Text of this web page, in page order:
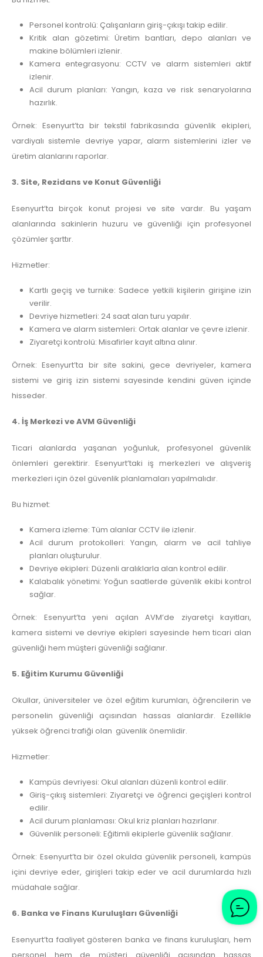
Personel kontrolü: Çalışanların giriş-çıkışı takip edilir.
Kritik alan gözetimi: Üretim bantları, depo alanları ve
makine bölümleri izlenir.
Kamera entegrasyonu: CCTV ve alarm sistemleri aktif
izlenir.
Acil durum planları: Yangın, kaza ve risk senaryolarına
hazırlık.
Örnek: Esenyurt’ta bir tekstil fabrikasında güvenlik ekipleri,
vardiyalı sistemle devriye yapar, alarm sistemlerini izler ve
üretim alanlarını raporlar.
3. Site, Rezidans ve Konut Güvenliği
Esenyurt’ta birçok konut projesi ve site vardır. Bu yaşam
alanlarında sakinlerin huzuru ve güvenliği için profesyonel
çözümler şarttır.
Hizmetler:
Kartlı geçiş ve turnike: Sadece yetkili kişilerin girişine izin
verilir.
Devriye hizmetleri: 24 saat alan turu yapılır.
Kamera ve alarm sistemleri: Ortak alanlar ve çevre izlenir.
Ziyaretçi kontrolü: Misafirler kayıt altına alınır.
Örnek: Esenyurt’ta bir site sakini, gece devriyeler, kamera
sistemi ve giriş izin sistemi sayesinde kendini güven içinde
hisseder.
4. İş Merkezi ve AVM Güvenliği
Ticari alanlarda yaşanan yoğunluk, profesyonel güvenlik
önlemleri gerektirir. Esenyurt’taki iş merkezleri ve alışveriş
merkezleri için özel güvenlik planlamaları yapılmalıdır.
Bu hizmet:
Kamera izleme: Tüm alanlar CCTV ile izlenir.
Acil durum protokolleri: Yangın, alarm ve acil tahliye
planları oluşturulur.
Devriye ekipleri: Düzenli aralıklarla alan kontrol edilir.
Kalabalık yönetimi: Yoğun saatlerde güvenlik ekibi kontrol
sağlar.
Örnek: Esenyurt’ta yeni açılan AVM’de ziyaretçi kayıtları,
kamera sistemi ve devriye ekipleri sayesinde hem ticari alan
güvenliği hem müşteri güvenliği sağlanır.
5. Eğitim Kurumu Güvenliği
Okullar, üniversiteler ve özel eğitim kurumları, öğrencilerin ve
personelin güvenliği açısından hassas alanlardır. Ezellikle
yüksek öğrenci trafiği olan güvenlik önemlidir.
Hizmetler:
Kampüs devriyesi: Okul alanları düzenli kontrol edilir.
Giriş-çıkış sistemleri: Ziyaretçi ve öğrenci geçişleri kontrol
edilir.
Acil durum planlaması: Okul kriz planları hazırlanır.
Güvenlik personeli: Eğitimli ekiplerle güvenlik sağlanır.
Örnek: Esenyurt’ta bir özel okulda güvenlik personeli, kampüs
içini devriye eder, girişleri takip eder ve acil durumlarda hızlı
müdahale sağlar.
6. Banka ve Finans Kuruluşları Güvenliği
Esenyurt’ta faaliyet gösteren banka ve finans kuruluşları, hem